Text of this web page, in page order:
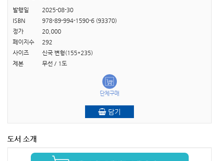
발행일
2025-08-30
ISBN
978-89-994-1590-6 (93370)
정가
20,000
페이지수
292
사이즈
신국 변형(155*235)
제본
무선 / 1도
단체구매
담기
도서 소개